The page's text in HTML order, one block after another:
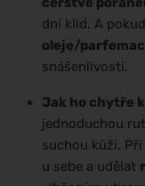
dní klid. A
oleje/
snášenlivosti.
Jak ho chytře
jednoduchou
suchou kůži.
u sebe a udělat